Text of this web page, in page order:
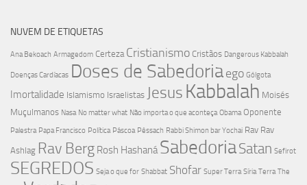
NUVEM DE ETIQUETAS
Ana Bekoach Armagedom Certeza Cristianismo Cristãos Dangerous Kabbalah
Doenças Cardíacas Doses de Sabedoriaego Gólgota
Imortalidade Islamismo Israelistas Jesus Kabbalah Moisés
Muçulmanos Nasa No matter what Não importa o que aconteça Obama Oponente
Palestra Papa Francisco Política Páscoa Pêssach Rabbi Shimon bar Yochai Rav Rav
Ashlag Rav Berg Rosh Hashaná SabedoriaSatan Sefirot
SEGREDOS Seja o que for Shabbat Shofar Super Terra Síria Terra The